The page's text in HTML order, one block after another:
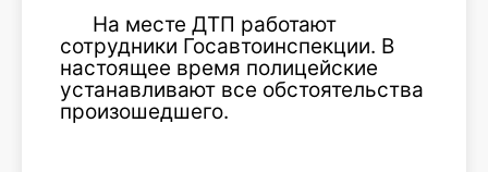
На месте ДТП работают
сотрудники Госавтоинспекции. В
настоящее время полицейские
устанавливают все обстоятельства
произошедшего.